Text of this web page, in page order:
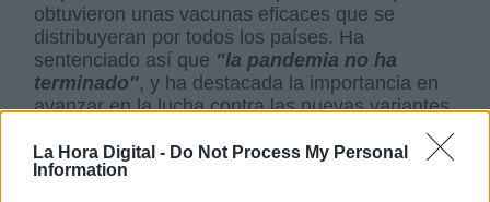
La Hora Digital - Do Not Process My Personal
Information
obtuvieron unas vacunas eficaces que se
distribuyeran por todos los países. Ha
sentenciado así que "la pandemia no ha
terminado", y ha destacada la importancia en
avanzar en la lucha contra las nuevas variantes